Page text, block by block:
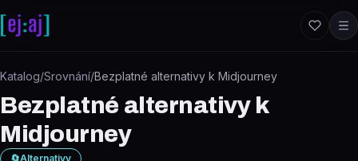
Katalog/Srovnání/Bezplatné alternativy k Midjourney
Bezplatné alternativy k
Midjourney
🔄Alternativy